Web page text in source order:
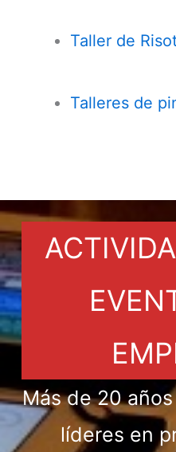
Taller de
Talleres de
Más de 20
líderes en